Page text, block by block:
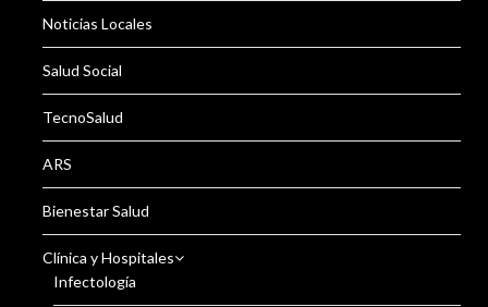
Noticias Locales
Salud Social
TecnoSalud
ARS
Bienestar Salud
Clínica y Hospitales
Infectología